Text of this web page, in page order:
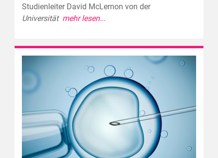
Studienleiter David McLernon von der
Universität mehr lesen...